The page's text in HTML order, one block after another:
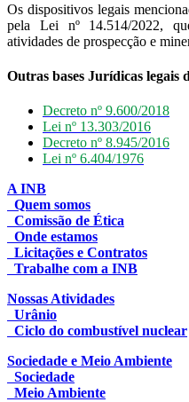
Os dispositivos legais
pela Lei nº 14.514/2022,
atividades de prospecção e
Outras bases Jurídicas
Decreto nº 9.600/2018
Lei nº 13.303/2016
Decreto nº 8.945/2016
Lei nº 6.404/1976
A INB
Quem somos
Comissão de Ética
Onde estamos
Licitações e Contratos
Trabalhe com a INB
Nossas Atividades
Urânio
Ciclo do combustível nuclear
Sociedade e Meio Ambiente
Sociedade
Meio Ambiente